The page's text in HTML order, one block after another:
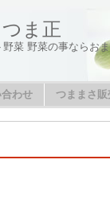
ま正
菜 野菜の事ならお
合わせ つままさ